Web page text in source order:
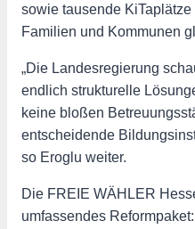
sowie tausende
Familien und Kommunen
„Die Landesregierung
endlich strukturelle
keine bloßen
entscheidende
so Eroglu weiter.
Die FREIE WÄHLER
umfassendes Reformpaket: